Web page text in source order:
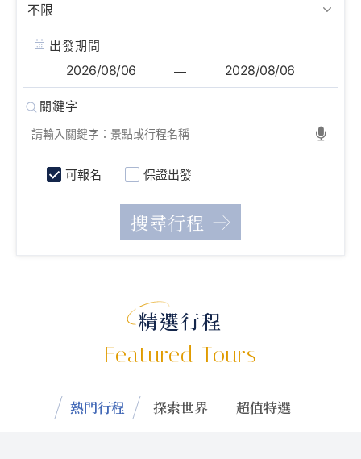
出發期間
可報名 保證出發
精選行程
Featured Tours
熱門行程 探索世界 超值特選